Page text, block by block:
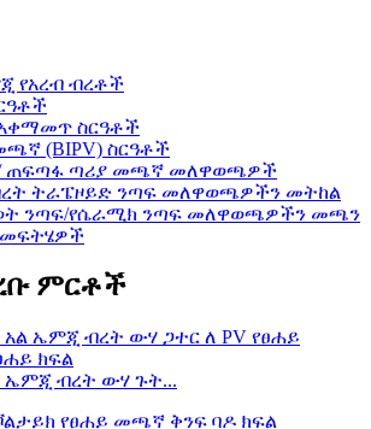
የአረብ ብረቶች
ስርዓቶች
(BIPV) ስርዓቶች
ጠፍጣፋ ጣሪያ መጫኛ መለዋወጫዎች
ትራፔዞይድ ንጣፍ መለዋወጫዎችን መትከል
ንጣፍ/የሴራሚክ ንጣፍ መለዋወጫዎችን መጫን
መፍትሄዎች
ምርቶች
ኤምጂ ብረት ውሃ ጉት...